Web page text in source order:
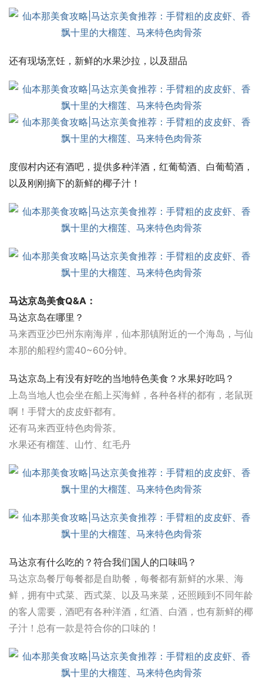
还有现场烹饪，新鲜的水果沙拉，以及甜品
度假村内还有酒吧，提供多种洋酒，红葡萄酒、白葡萄酒，
以及刚刚摘下的新鲜的椰子汁！
马达京岛美食Q&A：
马达京岛在哪里？
马来西亚沙巴州东南海岸，仙本那镇附近的一个海岛，与仙
本那的船程约需40~60分钟。
马达京岛上有没有好吃的当地特色美食？水果好吃吗？
上岛当地人也会坐在船上买海鲜，各种各样的都有，老鼠斑
啊！手臂大的皮皮虾都有。
还有马来西亚特色肉骨茶。
水果还有榴莲、山竹、红毛丹
马达京有什么吃的？符合我们国人的口味吗？
马达京岛餐厅每餐都是自助餐，每餐都有新鲜的水果、海
鲜，拥有中式菜、西式菜、以及马来菜，还照顾到不同年龄
的客人需要，酒吧有各种洋酒，红酒、白酒，也有新鲜的椰
子汁！总有一款是符合你的口味的！